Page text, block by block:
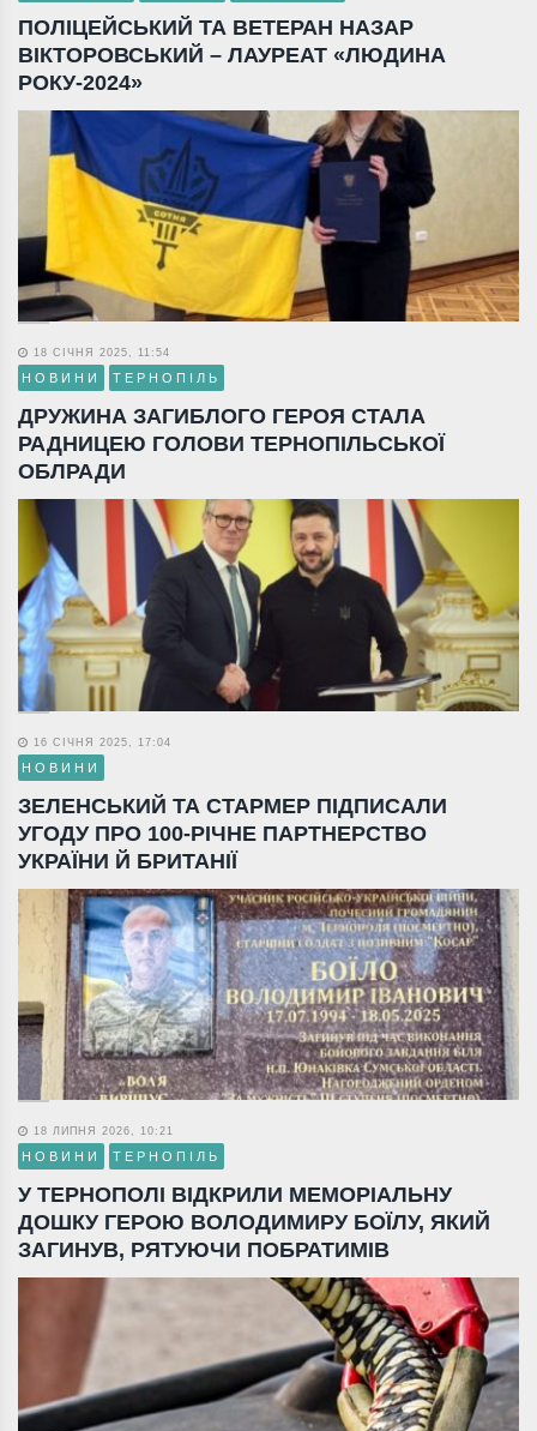
ПОЛІЦЕЙСЬКИЙ ТА ВЕТЕРАН НАЗАР
ВІКТОРОВСЬКИЙ – ЛАУРЕАТ «ЛЮДИНА
РОКУ-2024»
18 СІЧНЯ 2025, 11:54
НОВИНИ ТЕРНОПІЛЬ
ДРУЖИНА ЗАГИБЛОГО ГЕРОЯ СТАЛА
РАДНИЦЕЮ ГОЛОВИ ТЕРНОПІЛЬСЬКОЇ
ОБЛРАДИ
16 СІЧНЯ 2025, 17:04
НОВИНИ
ЗЕЛЕНСЬКИЙ ТА СТАРМЕР ПІДПИСАЛИ
УГОДУ ПРО 100-РІЧНЕ ПАРТНЕРСТВО
УКРАЇНИ Й БРИТАНІЇ
18 ЛИПНЯ 2026, 10:21
НОВИНИ ТЕРНОПІЛЬ
У ТЕРНОПОЛІ ВІДКРИЛИ МЕМОРІАЛЬНУ
ДОШКУ ГЕРОЮ ВОЛОДИМИРУ БОЇЛУ, ЯКИЙ
ЗАГИНУВ, РЯТУЮЧИ ПОБРАТИМІВ